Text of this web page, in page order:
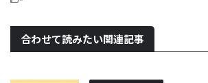
合わせて読みたい関連記事